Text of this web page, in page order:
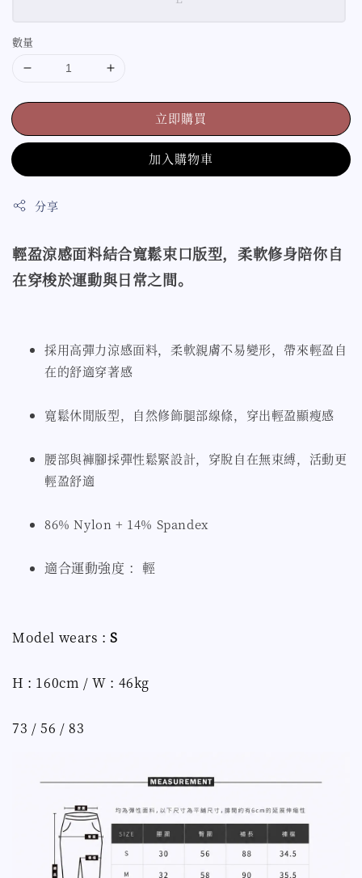
數量
立即購買
加入購物車
分享
輕盈涼感面料結合寬鬆束口版型，柔軟修身陪你自
在穿梭於運動與日常之間。
採用高彈力涼感面料，柔軟親膚不易變形，帶來輕盈自
在的舒適穿著感
寬鬆休閒版型，自然修飾腿部線條，穿出輕盈顯瘦感
腰部與褲腳採彈性鬆緊設計，穿脫自在無束縛，活動更
輕盈舒適
86% Nylon + 14% Spandex
適合運動強度 ：輕
Model wears :S
H : 160cm / W : 46kg
73 / 56 / 83